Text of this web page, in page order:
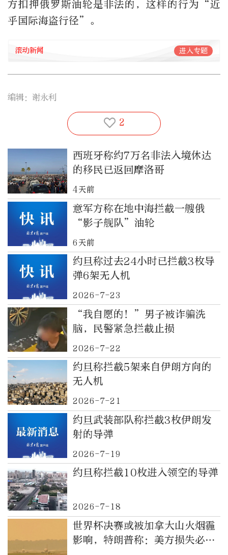
方扣押俄罗斯油轮是非法的，这样的行为“近
乎国际海盗行径”。
滚动新闻 进入专题
编辑：谢永利
2
西班牙称约7万名非法入境休达
的移民已返回摩洛哥
4天前
意军方称在地中海拦截一艘俄
“影子舰队”油轮
6天前
约旦称过去24小时已拦截3枚导
弹6架无人机
2026-7-23
“我自愿的！”男子被诈骗洗
脑，民警紧急拦截止损
2026-7-22
约旦称拦截5架来自伊朗方向的
无人机
2026-7-21
约旦武装部队称拦截3枚伊朗发
射的导弹
2026-7-19
约旦称拦截10枚进入领空的导弹
2026-7-18
世界杯决赛或被加拿大山火烟霾
影响，特朗普称：美方损失必须